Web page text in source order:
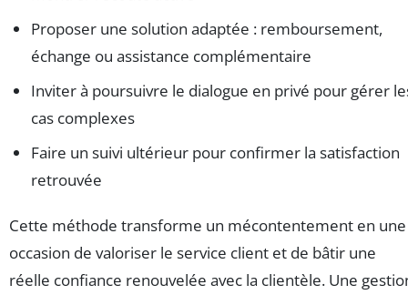
Proposer une solution adaptée : remboursement,
échange ou assistance complémentaire
Inviter à poursuivre le dialogue en privé pour gérer
cas complexes
Faire un suivi ultérieur pour confirmer la satisfaction
retrouvée
Cette méthode transforme un mécontentement en une
occasion de valoriser le service client et de bâtir une
réelle confiance renouvelée avec la clientèle. Une